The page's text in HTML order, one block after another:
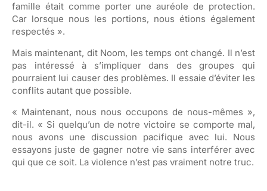
famille était comme porter une auréole de protection.
Car lorsque nous les portions, nous étions également
respectés ».
Mais maintenant, dit Noom, les temps ont changé. Il n’est
pas intéressé à s’impliquer dans des groupes qui
pourraient lui causer des problèmes. Il essaie d’éviter les
conflits autant que possible.
« Maintenant, nous nous occupons de nous-mêmes »,
dit-il. « Si quelqu’un de notre victoire se comporte mal,
nous avons une discussion pacifique avec lui. Nous
essayons juste de gagner notre vie sans interférer avec
qui que ce soit. La violence n’est pas vraiment notre truc.